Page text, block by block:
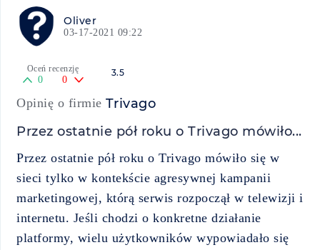
Oliver
03-17-2021 09:22
3.5
Oceń recenzję
0 0
Opinię o firmie Trivago
Przez ostatnie pół roku o Trivago mówiło...
Przez ostatnie pół roku o Trivago mówiło się w
sieci tylko w kontekście agresywnej kampanii
marketingowej, którą serwis rozpoczął w telewizji i
internetu. Jeśli chodzi o konkretne działanie
platformy, wielu użytkowników wypowiadało się